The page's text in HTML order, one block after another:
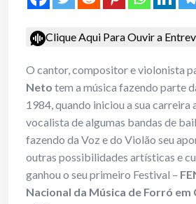
Clique Aqui Para Ouvir a
O cantor, compositor e violonista
Neto tem a música fazendo parte
1984, quando iniciou a sua carreira
vocalista de algumas bandas de
fazendo da Voz e do Violão seu
outras possibilidades artísticas e
ganhou o seu primeiro Festival –
Nacional da Música de Forró em